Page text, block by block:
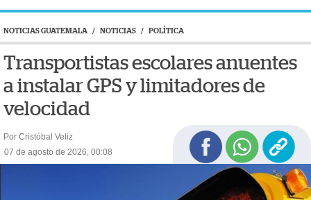
NOTICIAS GUATEMALA / NOTICIAS / POLÍTICA
Transportistas escolares anuentes
a instalar GPS y limitadores de
velocidad
Por Cristóbal Veliz
07 de agosto de 2026, 00:08